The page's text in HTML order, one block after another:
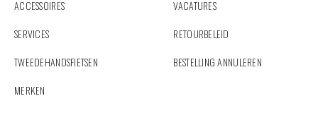
ACCESSOIRES
SERVICES
TWEEDEHANDSFIETSEN
MERKEN
VACATURES
RETOURBELEID
BESTELLING ANNULEREN